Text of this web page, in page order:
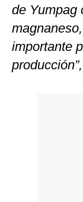
de Yumpag
importante
producción”,